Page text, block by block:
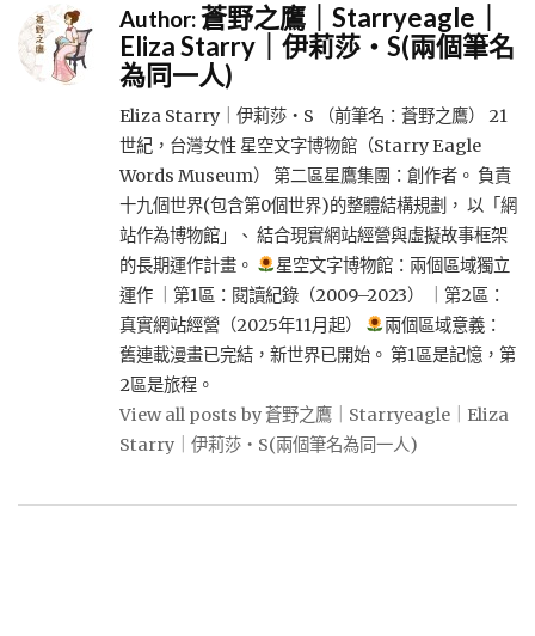
Author:蒼野之鷹｜Starryeagle｜
Eliza Starry｜伊莉莎・S(兩個筆名
為同一人)
Eliza Starry｜伊莉莎・S （前筆名：蒼野之鷹） 21
世紀，台灣女性 星空文字博物館（Starry Eagle
Words Museum） 第二區星鷹集團：創作者。 負責
十九個世界(包含第0個世界)的整體結構規劃， 以「網
站作為博物館」、 結合現實網站經營與虛擬故事框架
的長期運作計畫。
星空文字博物館：兩個區域獨立
運作 ｜第1區：閱讀紀錄（2009–2023） ｜第2區：
真實網站經營（2025年11月起）
兩個區域意義：
舊連載漫畫已完結，新世界已開始。 第1區是記憶，第
2區是旅程。
View all posts by 蒼野之鷹｜Starryeagle｜Eliza
Starry｜伊莉莎・S(兩個筆名為同一人)